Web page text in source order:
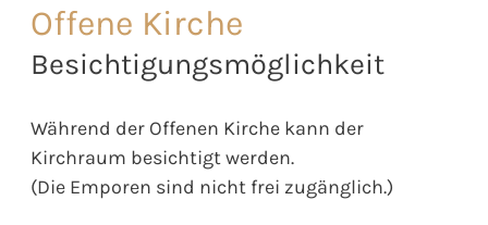
Offene Kirche
Besichtigungsmöglichkeit
Während der Offenen Kirche kann der
Kirchraum besichtigt werden.
(Die Emporen sind nicht frei zugänglich.)